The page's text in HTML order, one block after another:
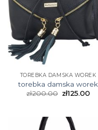
TOREBKA DAMSKA WOREK
torebka damska worek
zł200.00 zł125.00